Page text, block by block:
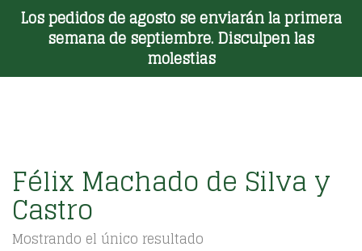
Los pedidos de agosto se enviarán la primera
semana de septiembre. Disculpen las
molestias
Toggle Menu
Félix Machado de Silva y
Castro
Mostrando el único resultado